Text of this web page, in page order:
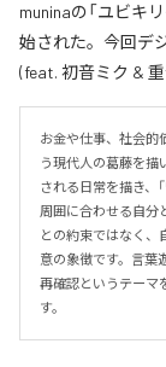
muninaの「ユビキ
始された。今回デ
(feat. 初音ミク & 重
お金や仕事、社会的
う現代人の葛藤を描
される日常を描き、
周囲に合わせる自分
との約束ではなく、
意の象徴です。言葉
再確認というテーマ
す。